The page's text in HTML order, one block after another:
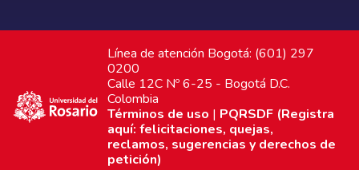
Línea de atención Bogotá: (601) 297
0200
Calle 12C Nº 6-25 - Bogotá D.C.
Colombia
Términos de uso | PQRSDF (Registra
aquí: felicitaciones, quejas,
reclamos, sugerencias y derechos de
petición)